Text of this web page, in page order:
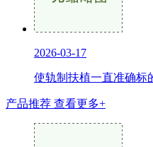
2026-03-17
使轨制扶植一直准确标
产品推荐 查看更多+